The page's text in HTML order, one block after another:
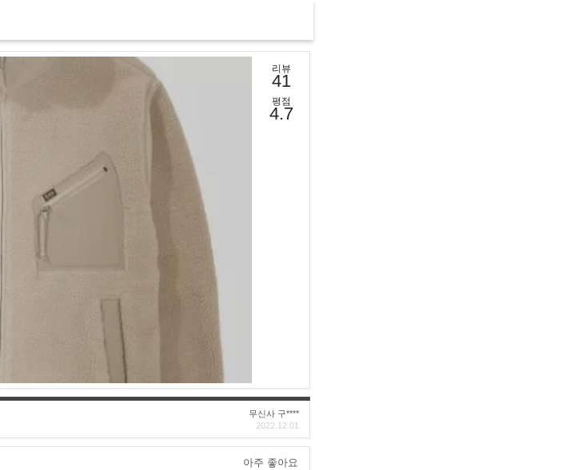
리뷰
41
평점
4.7
무신사 구****
2022.12.01
아주 좋아요